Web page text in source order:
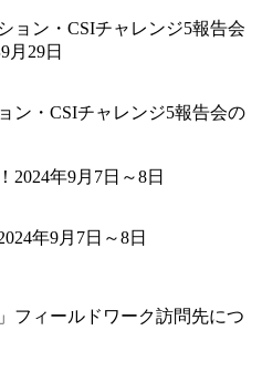
ン・CSIチャレンジ5報告会の
年9月7日～8日